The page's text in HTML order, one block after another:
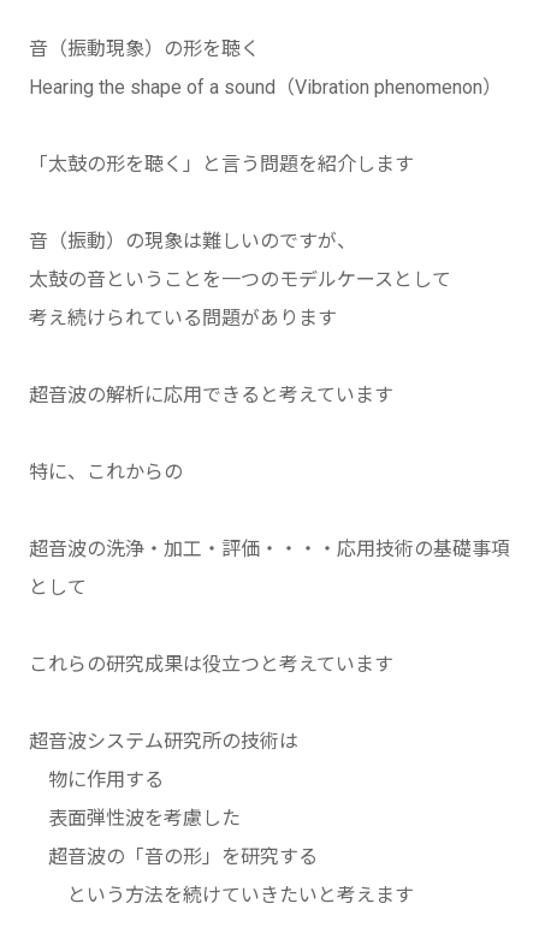
音（振動現象）の形を聴く
Hearing the shape of a sound（Vibration phenomenon）
「太鼓の形を聴く」と言う問題を紹介します
音（振動）の現象は難しいのですが、
太鼓の音ということを一つのモデルケースとして
考え続けられている問題があります
超音波の解析に応用できると考えています
特に、これからの
超音波の洗浄・加工・評価・・・・応用技術の基礎事項
として
これらの研究成果は役立つと考えています
超音波システム研究所の技術は
物に作用する
表面弾性波を考慮した
超音波の「音の形」を研究する
という方法を続けていきたいと考えます